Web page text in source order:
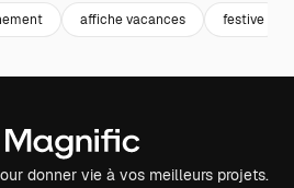
affiche vacances festive
donner vie à vos meilleurs projets.